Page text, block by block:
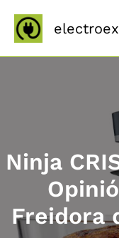
contenido
Ninja
Freidora